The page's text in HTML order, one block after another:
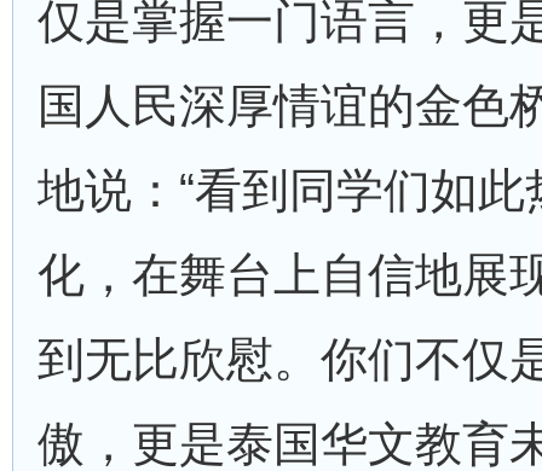
仅是掌握一门语言，更
国人民深厚情谊的金色
地说：“看到同学们如
化，在舞台上自信地展
到无比欣慰。你们不仅
傲，更是泰国华文教育